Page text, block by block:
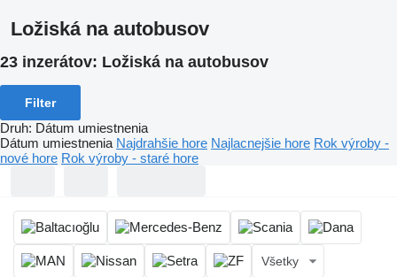
Ložiská na autobusov
23 inzerátov: Ložiská na autobusov
Filter
Druh: Dátum umiestnenia
Dátum umiestnenia Najdrahšie hore Najlacnejšie hore Rok výroby -
nové hore Rok výroby - staré hore
Všetky